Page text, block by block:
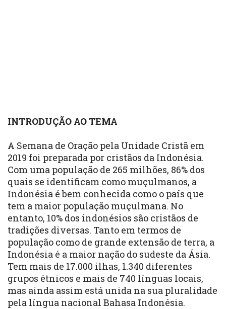
INTRODUÇÃO AO TEMA
A Semana de Oração pela Unidade Cristã em
2019 foi preparada por cristãos da Indonésia.
Com uma população de 265 milhões, 86% dos
quais se identificam como muçulmanos, a
Indonésia é bem conhecida como o país que
tem a maior população muçulmana. No
entanto, 10% dos indonésios são cristãos de
tradições diversas. Tanto em termos de
população como de grande extensão de terra, a
Indonésia é a maior nação do sudeste da Ásia.
Tem mais de 17.000 ilhas, 1.340 diferentes
grupos étnicos e mais de 740 línguas locais,
mas ainda assim está unida na sua pluralidade
pela língua nacional Bahasa Indonésia.